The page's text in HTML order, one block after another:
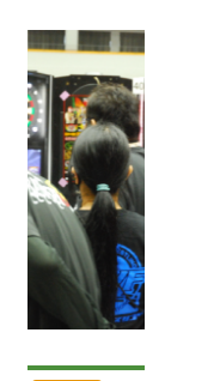
頃よ 倉石み
つる 子ど
もの頃、食事
の時にご飯粒
を零したりす
ると、親から
「お目め
続きを読む
*歌壇,58号